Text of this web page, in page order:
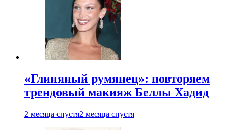
«Глиняный румянец»: повторяем
трендовый макияж Беллы Хадид
2 месяца спустя2 месяца спустя